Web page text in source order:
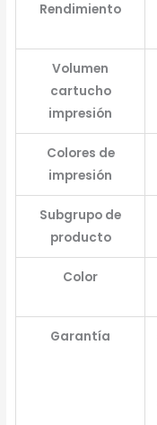
Rendimiento
Volumen
cartucho
impresión
Colores de
impresión
Subgrupo de
producto
Color
Garantía